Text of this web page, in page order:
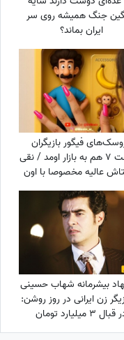
جنگ همیشه روی سر
ایران بماند؟
فیگور بازیگران
پایتخت 7 هم به بازار اومد / نقی
عالیه مخصوصا با اون
پیانو و شهاب سنگ کنارش
😂+ ویدئو
بیشرمانه شهاب حسینی
زن ایرانی در روز روشن:
در قبال 3 میلیارد تومان
را به من بفروش! از